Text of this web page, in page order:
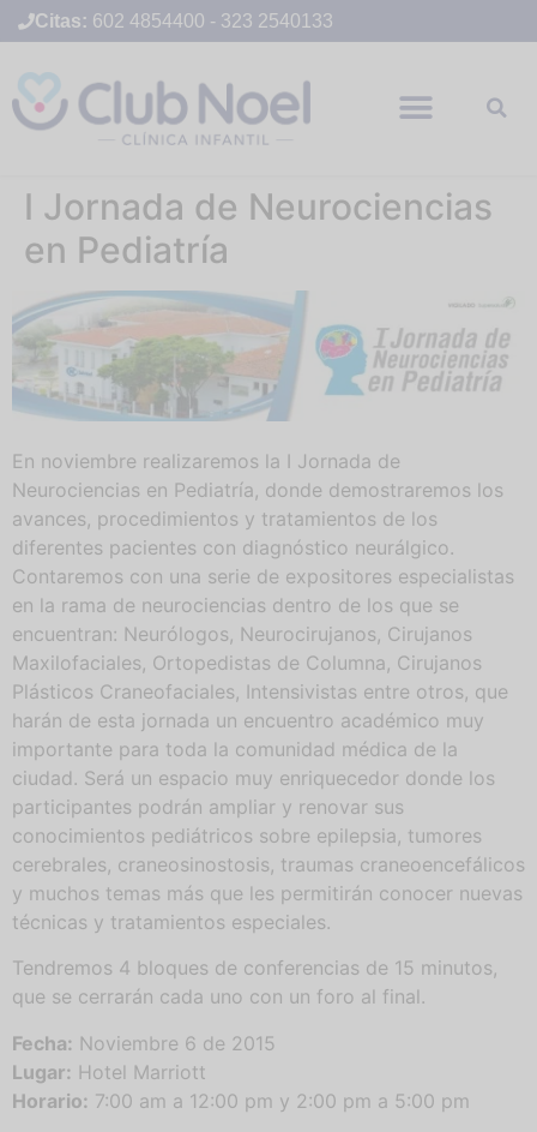
Citas: 602 4854400 - 323 2540133
I Jornada de Neurociencias
en Pediatría
En noviembre realizaremos la I Jornada de
Neurociencias en Pediatría, donde demostraremos los
avances, procedimientos y tratamientos de los
diferentes pacientes con diagnóstico neurálgico.
Contaremos con una serie de expositores especialistas
en la rama de neurociencias dentro de los que se
encuentran: Neurólogos, Neurocirujanos, Cirujanos
Maxilofaciales, Ortopedistas de Columna, Cirujanos
Plásticos Craneofaciales, Intensivistas entre otros, que
harán de esta jornada un encuentro académico muy
importante para toda la comunidad médica de la
ciudad. Será un espacio muy enriquecedor donde los
participantes podrán ampliar y renovar sus
conocimientos pediátricos sobre epilepsia, tumores
cerebrales, craneosinostosis, traumas craneoencefálicos
y muchos temas más que les permitirán conocer nuevas
técnicas y tratamientos especiales.
Tendremos 4 bloques de conferencias de 15 minutos,
que se cerrarán cada uno con un foro al final.
Fecha: Noviembre 6 de 2015
Lugar: Hotel Marriott
Horario: 7:00 am a 12:00 pm y 2:00 pm a 5:00 pm